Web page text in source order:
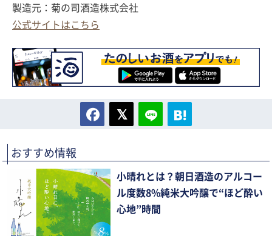
製造元：菊の司酒造株式会社
公式サイトはこちら
おすすめ情報
小晴れとは？朝日酒造のアルコー
ル度数8%純米大吟醸で“ほど酔い
心地”時間